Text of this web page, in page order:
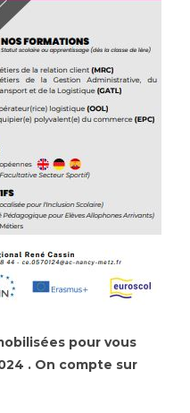
pour vous
. On compte sur